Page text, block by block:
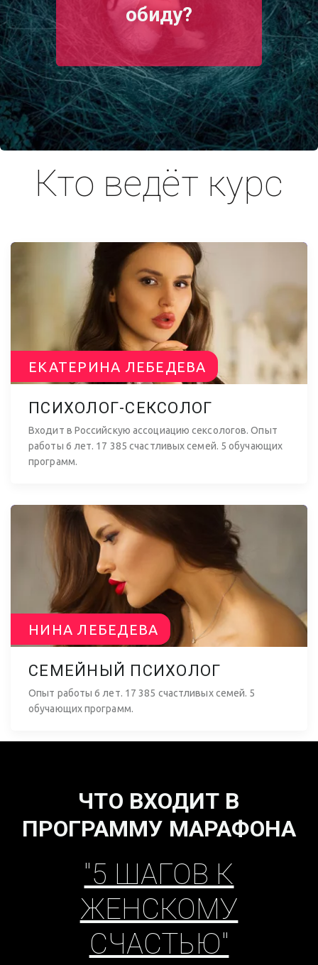
обиду?
Как принять
себя?
Как полюбить
свое тело и
раскрыть свою
женственность?
Как привлечь
любовьк себе?
Кто ведёт курс
ПСИХОЛОГ-СЕКСОЛОГ
ЕКАТЕРИНА ЛЕБЕДЕВА
Входит в Российскую ассоциацию сексологов. Опыт
работы 6 лет. 17 385 счастливых семей. 5 обучающих
программ.
СЕМЕЙНЫЙ ПСИХОЛОГ
НИНА ЛЕБЕДЕВА
Опыт работы 6 лет. 17 385 счастливых семей. 5
обучающих программ.
ЧТО ВХОДИТ В
ПРОГРАММУ МАРАФОНА
"5 ШАГОВ К
ЖЕНСКОМУ
СЧАСТЬЮ"